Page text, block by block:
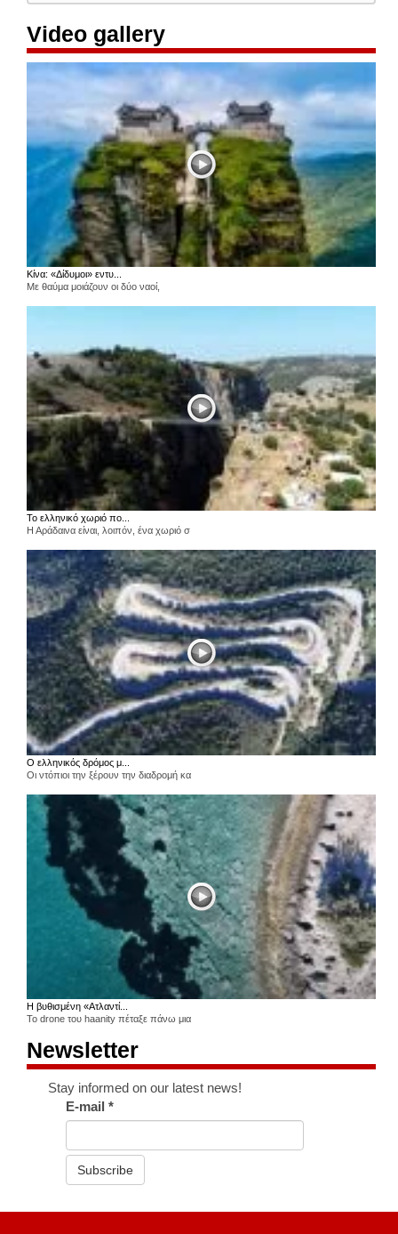
Video gallery
Κίνα: «Δίδυμοι» εντυ...
Με θαύμα μοιάζουν οι δύο ναοί,
Το ελληνικό χωριό πο...
Η Αράδαινα είναι, λοιπόν, ένα χωριό σ
Ο ελληνικός δρόμος μ...
Οι ντόπιοι την ξέρουν την διαδρομή κα
Η βυθισμένη «Ατλαντί...
Το drone του haanity πέταξε πάνω μια
Newsletter
Stay informed on our latest news!
E-mail*
Subscribe